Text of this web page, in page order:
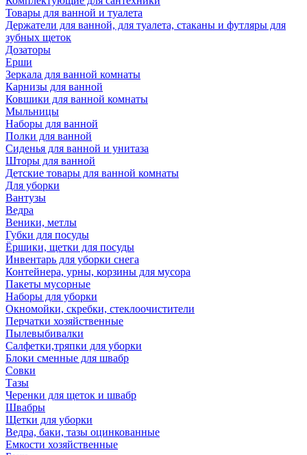
Товары для ванной и туалета
Держатели для ванной, для туалета, стаканы и футляры для
зубных щеток
Дозаторы
Ерши
Зеркала для ванной комнаты
Карнизы для ванной
Ковшики для ванной комнаты
Мыльницы
Наборы для ванной
Полки для ванной
Сиденья для ванной и унитаза
Шторы для ванной
Детские товары для ванной комнаты
Для уборки
Вантузы
Ведра
Веники, метлы
Губки для посуды
Ёршики, щетки для посуды
Инвентарь для уборки снега
Контейнера, урны, корзины для мусора
Пакеты мусорные
Наборы для уборки
Окномойки, скребки, стеклоочистители
Перчатки хозяйственные
Пылевыбивалки
Салфетки,тряпки для уборки
Блоки сменные для швабр
Совки
Тазы
Черенки для щеток и швабр
Швабры
Щетки для уборки
Ведра, баки, тазы оцинкованные
Емкости хозяйственные